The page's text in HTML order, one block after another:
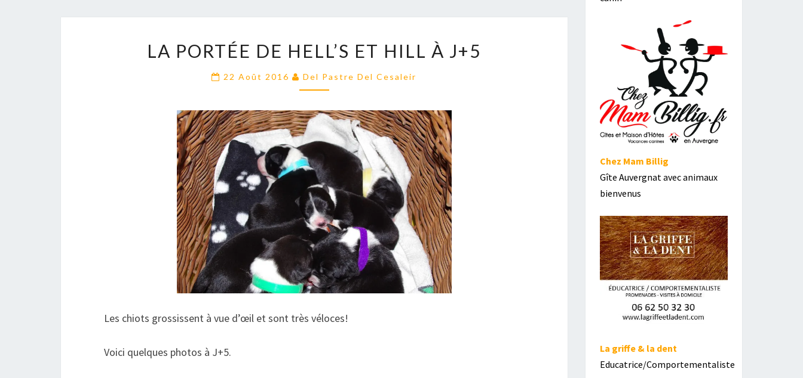
PORTÉE
DE
HELL’S
ET
HILL
À
J+5
LA PORTÉE DE HELL’S ET HILL À J+5
22 Août 2016 Del Pastre Del Cesaleir
Les chiots grossissent à vue d’œil et sont très véloces!
Voici quelques photos à J+5.
Chez Mam Billig
Gîte Auvergnat avec animaux
bienvenus
La griffe & la dent
Educatrice/Comportementaliste